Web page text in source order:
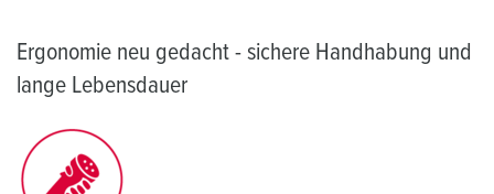
Ergonomie neu gedacht - sichere Handhabung und
lange Lebensdauer